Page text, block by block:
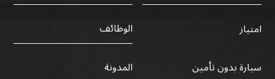
امتياز
الوظائف
سيارة بدون تأمين
المدونة